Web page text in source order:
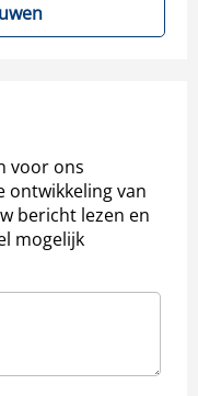
voor ons
ontwikkeling van
bericht lezen en
mogelijk